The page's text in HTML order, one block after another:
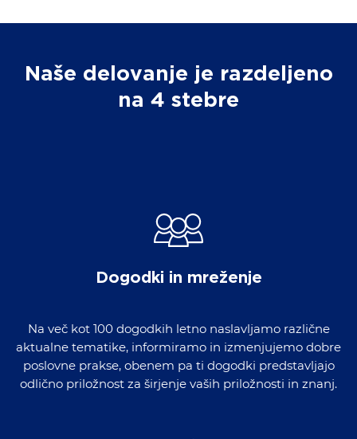
Naše delovanje je razdeljeno
na 4 stebre
Dogodki in mreženje
Na več kot 100 dogodkih letno naslavljamo različne
aktualne tematike, informiramo in izmenjujemo dobre
poslovne prakse, obenem pa ti dogodki predstavljajo
odlično priložnost za širjenje vaših priložnosti in znanj.